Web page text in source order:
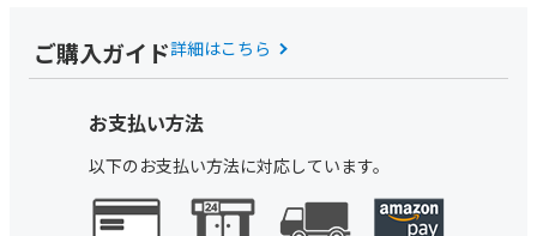
ご購入ガイド詳細はこちら
お支払い方法
以下のお支払い方法に対応しています。